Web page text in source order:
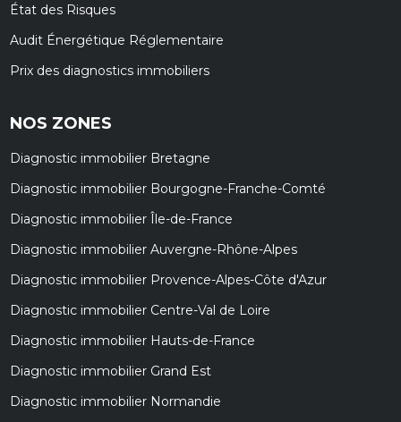
État des Risques
Audit Énergétique Réglementaire
Prix des diagnostics immobiliers
NOS ZONES
Diagnostic immobilier Bretagne
Diagnostic immobilier Bourgogne-Franche-Comté
Diagnostic immobilier Île-de-France
Diagnostic immobilier Auvergne-Rhône-Alpes
Diagnostic immobilier Provence-Alpes-Côte d'Azur
Diagnostic immobilier Centre-Val de Loire
Diagnostic immobilier Hauts-de-France
Diagnostic immobilier Grand Est
Diagnostic immobilier Normandie